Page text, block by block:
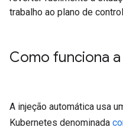
trabalho ao plano de
Como funciona
A injeção automática usa
Kubernetes denominada